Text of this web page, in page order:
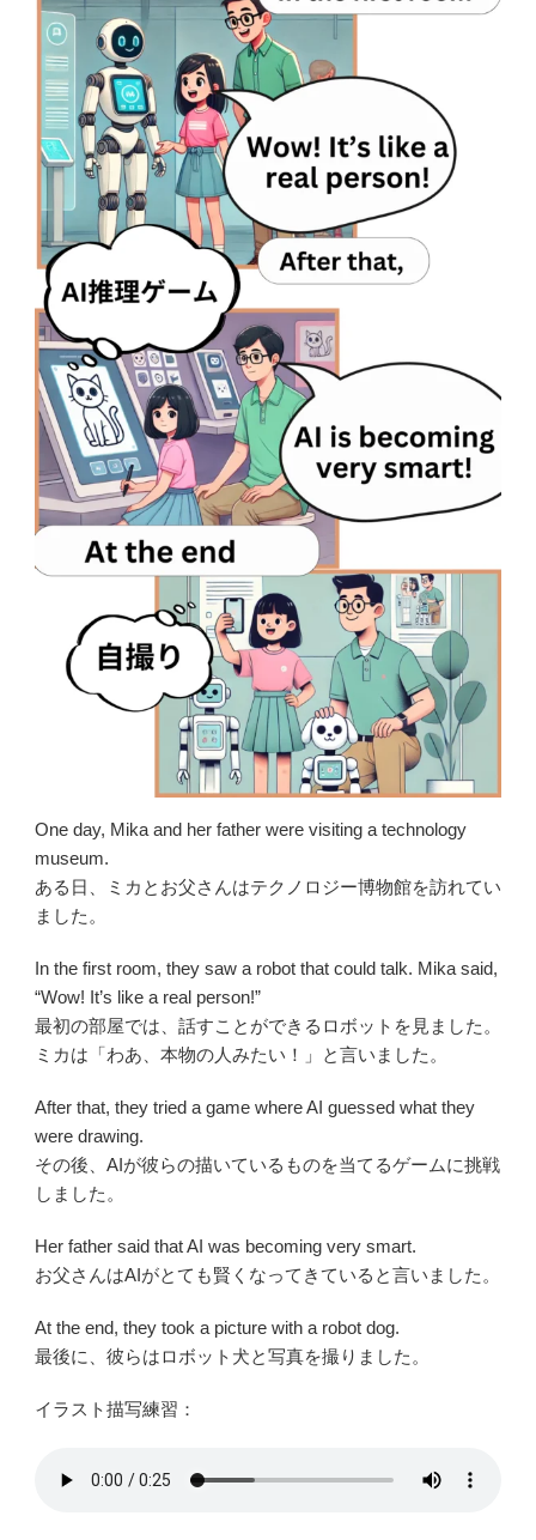
One day, Mika and her father were visiting a technology
museum.
ある日、ミカとお父さんはテクノロジー博物館を訪れてい
ました。
In the first room, they saw a robot that could talk. Mika said,
“Wow! It’s like a real person!”
最初の部屋では、話すことができるロボットを見ました。
ミカは「わあ、本物の人みたい！」と言いました。
After that, they tried a game where AI guessed what they
were drawing.
その後、AIが彼らの描いているものを当てるゲームに挑戦
しました。
Her father said that AI was becoming very smart.
お父さんはAIがとても賢くなってきていると言いました。
At the end, they took a picture with a robot dog.
最後に、彼らはロボット犬と写真を撮りました。
イラスト描写練習：